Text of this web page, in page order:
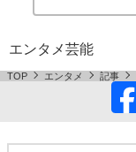
エンタメ芸能
TOP エンタメ 記事